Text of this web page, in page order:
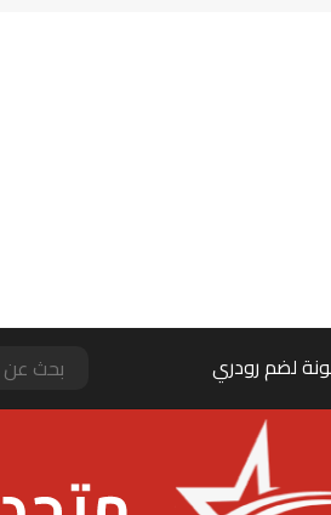
لضم رودري